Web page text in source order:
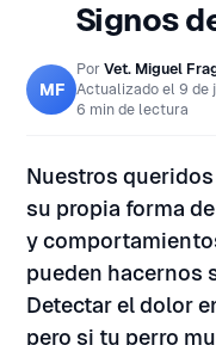
Signos
MF
Por Vet. Miguel
Actualizado el 9 de
6 min de lectura
Nuestros
su propia forma
y
pueden hacernos
Detectar el dolor
pero si tu perro